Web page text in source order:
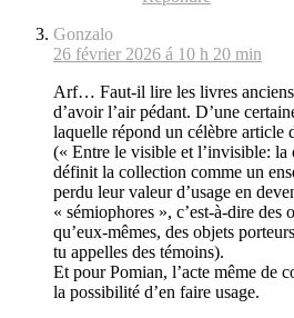
Gonzalo
26 février 2026 á 10 h 20 min
Arf… Faut-il lire les livres anciens
d’avoir l’air pédant. D’une
laquelle répond un célèbre article
(« Entre le visible et l’invisible:
définit la collection comme un
perdu leur valeur d’usage en
« sémiophores », c’est-à-dire des
qu’eux-mêmes, des objets
tu appelles des témoins).
Et pour Pomian, l’acte même de
la possibilité d’en faire usage.